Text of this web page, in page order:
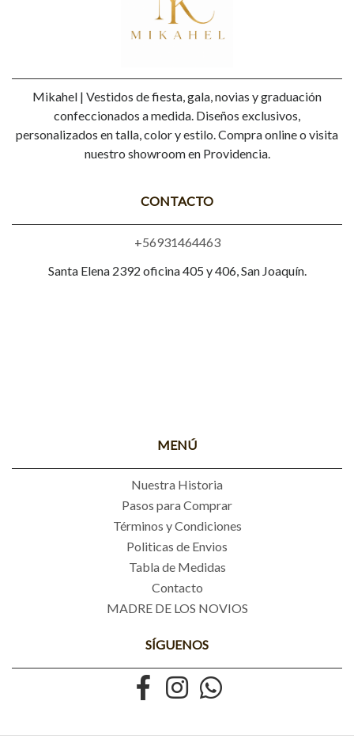
Mikahel | Vestidos de fiesta, gala, novias y graduación
confeccionados a medida. Diseños exclusivos,
personalizados en talla, color y estilo. Compra online o visita
nuestro showroom en Providencia.
CONTACTO
+56931464463
Santa Elena 2392 oficina 405 y 406, San Joaquín.
MENÚ
Nuestra Historia
Pasos para Comprar
Términos y Condiciones
Politicas de Envios
Tabla de Medidas
Contacto
MADRE DE LOS NOVIOS
SÍGUENOS